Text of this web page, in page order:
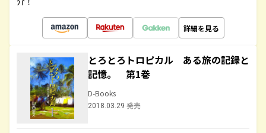
詳細を見る
とろとろトロピカル ある旅の記録と
記憶。 第1巻
D-Books
2018.03.29 発売